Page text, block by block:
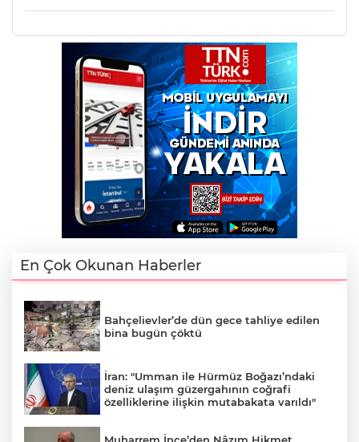
En Çok Okunan Haberler
Bahçelievler’de dün gece tahliye edilen
bina bugün çöktü
İran: "Umman ile Hürmüz Boğazı’ndaki
deniz ulaşım güzergahının coğrafi
özelliklerine ilişkin mutabakata varıldı"
Muharrem İnce’den Nâzım Hikmet